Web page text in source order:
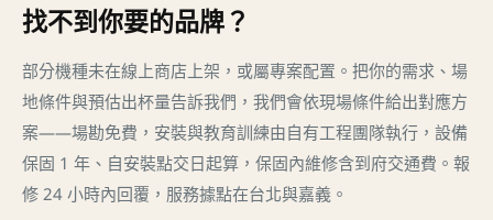
找不到你要的品牌？
部分機種未在線上商店上架，或屬專案配置。把你的需求、場
地條件與預估出杯量告訴我們，我們會依現場條件給出對應方
案——場勘免費，安裝與教育訓練由自有工程團隊執行，設備
保固 1 年、自安裝點交日起算，保固內維修含到府交通費。報
修 24 小時內回覆，服務據點在台北與嘉義。